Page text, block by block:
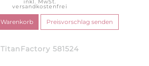
inkl. MwSt.
versandkostenfrei
TitanFactory 581524